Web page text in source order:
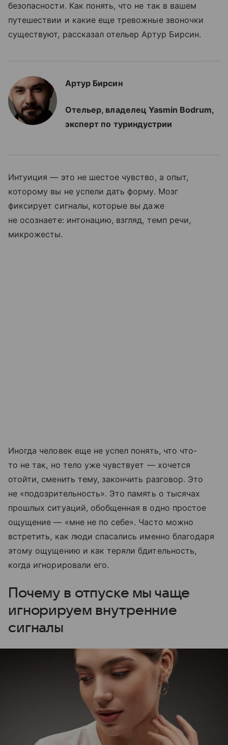
безопасности. Как понять, что не так в вашем
путешествии и какие еще тревожные звоночки
существуют, рассказал отельер Артур Бирсин.
Артур Бирсин
Отельер, владелец Yasmin Bodrum,
эксперт по туриндустрии
Интуиция — это не шестое чувство, а опыт,
которому вы не успели дать форму. Мозг
фиксирует сигналы, которые вы даже
не осознаете: интонацию, взгляд, темп речи,
микрожесты.
Иногда человек еще не успел понять, что что-
то не так, но тело уже чувствует — хочется
отойти, сменить тему, закончить разговор. Это
не «подозрительность». Это память о тысячах
прошлых ситуаций, обобщенная в одно простое
ощущение — «мне не по себе». Часто можно
встретить, как люди спасались именно благодаря
этому ощущению и как теряли бдительность,
когда игнорировали его.
Почему в отпуске мы чаще
игнорируем внутренние
сигналы